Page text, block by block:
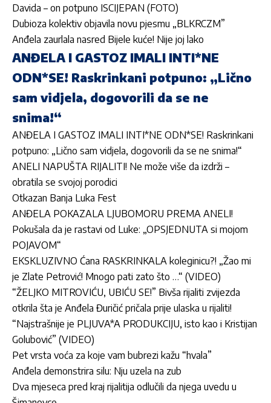
Davida – on potpuno ISCIJEPAN (FOTO)
Dubioza kolektiv objavila novu pjesmu „BLKRCZM”
Anđela zaurlala nasred Bijele kuće! Nije joj lako
ANĐELA I GASTOZ IMALI INTI*NE
ODN*SE! Raskrinkani potpuno: „Lično
sam vidjela, dogovorili da se ne
snima!“
ANĐELA I GASTOZ IMALI INTI*NE ODN*SE! Raskrinkani
potpuno: „Lično sam vidjela, dogovorili da se ne snima!“
ANELI NAPUŠTA RIJALITI! Ne može više da izdrži –
obratila se svojoj porodici
Otkazan Banja Luka Fest
ANĐELA POKAZALA LJUBOMORU PREMA ANELI!
Pokušala da je rastavi od Luke: „OPSJEDNUTA si mojom
POJAVOM“
EKSKLUZIVNO Ćana RASKRINKALA koleginicu?! „Žao mi
je Zlate Petrović! Mnogo pati zato što …“ (VIDEO)
“ŽELJKO MITROVIĆU, UBIĆU SE!” Bivša rijaliti zvijezda
otkrila šta je Anđela Đuričić pričala prije ulaska u rijaliti!
“Najstrašnije je PLJUVA*A PRODUKCIJU, isto kao i Kristijan
Golubović” (VIDEO)
Pet vrsta voća za koje vam bubrezi kažu “hvala”
Anđela demonstrira silu: Nju uzela na zub
Dva mjeseca pred kraj rijalitija odlučili da njega uvedu u